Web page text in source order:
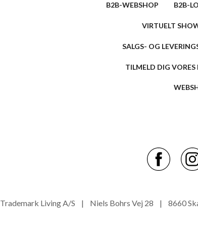
B2B-WEBSHOP B2B-
VIRTUELT
SALGS- OG
TILMELD DIG VORES
Trademark Living A/S | Niels Bohrs Vej 28 | 8660